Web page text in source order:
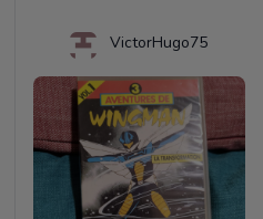
VictorHugo75